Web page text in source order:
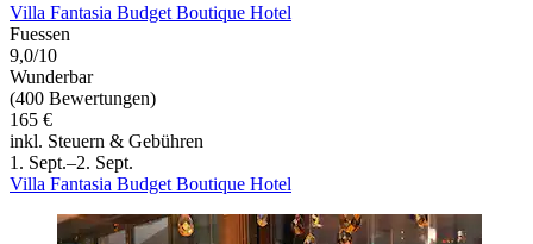
Villa Fantasia Budget Boutique Hotel
Fuessen
9,0/10
Wunderbar
(400 Bewertungen)
165 €
inkl. Steuern & Gebühren
1. Sept.–2. Sept.
Villa Fantasia Budget Boutique Hotel